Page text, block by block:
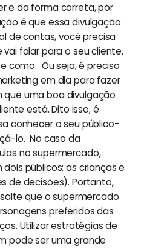
e da forma correta, por
é que essa divulgação
de contas, você precisa
falar para o seu cliente,
como. Ou seja, é preciso
em dia para fazer
uma boa divulgação
está. Dito isso, é
conhecer o seupúblico-
lo. No caso da
no supermercado,
públicos: as crianças e
de decisões). Portanto,
que o supermercado
preferidos das
Utilizar estratégias de
pode ser uma grande